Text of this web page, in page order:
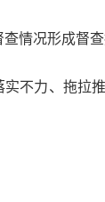
查情况形成督
实不力、拖拉